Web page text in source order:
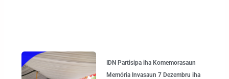
IDN Partisipa iha Komemorasaun
Memória Invasaun 7 Dezembru iha